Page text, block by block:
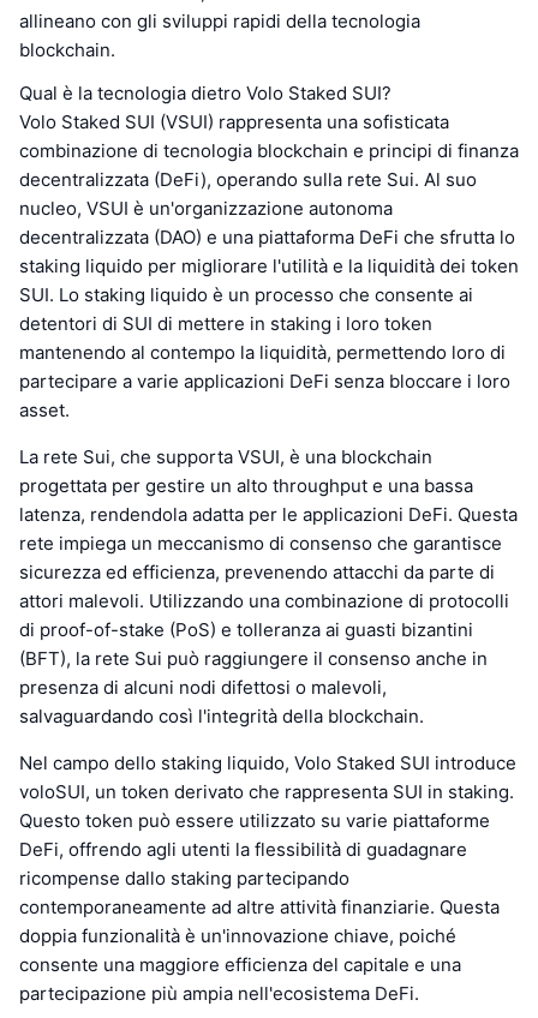
allineano con gli sviluppi rapidi della tecnologia
blockchain.
Qual è la tecnologia dietro Volo Staked SUI?
Volo Staked SUI (VSUI) rappresenta una sofisticata
combinazione di tecnologia blockchain e principi di finanza
decentralizzata (DeFi), operando sulla rete Sui. Al suo
nucleo, VSUI è un'organizzazione autonoma
decentralizzata (DAO) e una piattaforma DeFi che sfrutta lo
staking liquido per migliorare l'utilità e la liquidità dei token
SUI. Lo staking liquido è un processo che consente ai
detentori di SUI di mettere in staking i loro token
mantenendo al contempo la liquidità, permettendo loro di
partecipare a varie applicazioni DeFi senza bloccare i loro
asset.
La rete Sui, che supporta VSUI, è una blockchain
progettata per gestire un alto throughput e una bassa
latenza, rendendola adatta per le applicazioni DeFi. Questa
rete impiega un meccanismo di consenso che garantisce
sicurezza ed efficienza, prevenendo attacchi da parte di
attori malevoli. Utilizzando una combinazione di protocolli
di proof-of-stake (PoS) e tolleranza ai guasti bizantini
(BFT), la rete Sui può raggiungere il consenso anche in
presenza di alcuni nodi difettosi o malevoli,
salvaguardando così l'integrità della blockchain.
Nel campo dello staking liquido, Volo Staked SUI introduce
voloSUI, un token derivato che rappresenta SUI in staking.
Questo token può essere utilizzato su varie piattaforme
DeFi, offrendo agli utenti la flessibilità di guadagnare
ricompense dallo staking partecipando
contemporaneamente ad altre attività finanziarie. Questa
doppia funzionalità è un'innovazione chiave, poiché
consente una maggiore efficienza del capitale e una
partecipazione più ampia nell'ecosistema DeFi.